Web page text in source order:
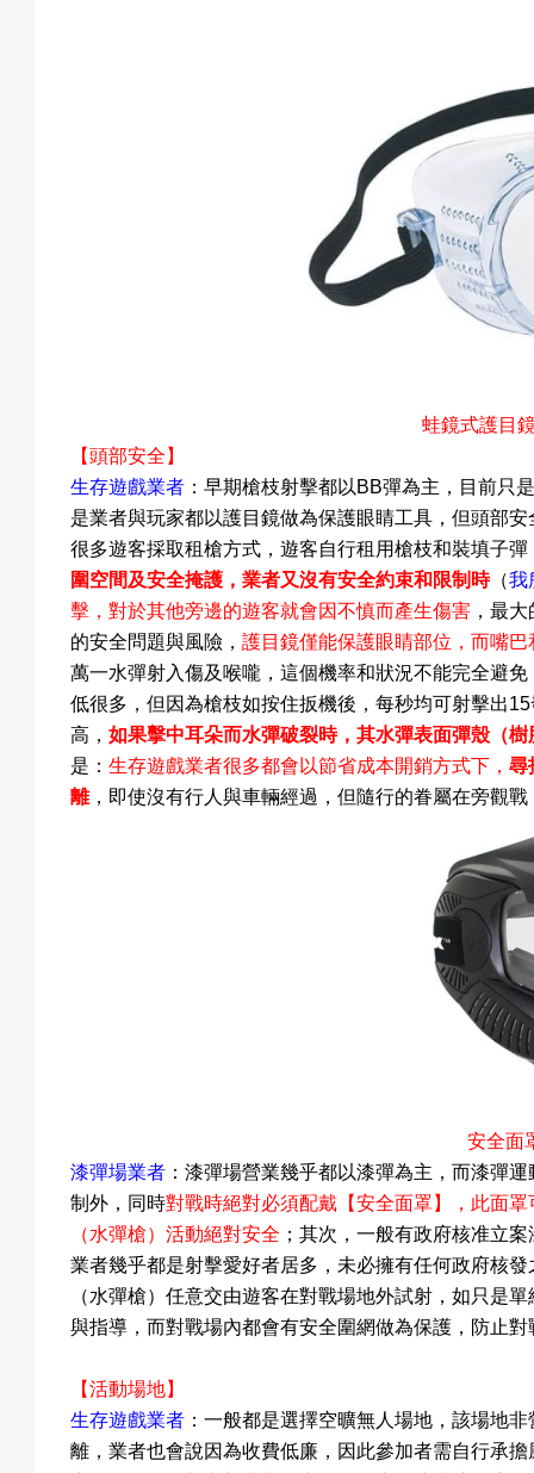
預
約
活
校
慶
活
蛙鏡式護目
【頭部安全】
生存遊戲業者 ：早期槍枝射擊都以 BB彈為主，目前只
是業者與玩家都以護目鏡做為保護眼睛工具，但頭部
很多遊客採取租槍方式，遊客自行租用槍枝和裝填子彈
圍空間及安全掩護，業者又沒有安全約束和限制時（我
擊，對於其他旁邊的遊客就會因不慎而產生傷害 ，最
的安全問題與風險，護目鏡僅能保護眼睛部位，而嘴巴
萬一水彈射入傷及喉嚨，這個機率和狀況不能完全避
低很多，但因為槍枝如按住扳機後，每秒均可射擊出15
高，如果擊中耳朵而水彈破裂時，其水彈表面彈殼（
是：生存遊戲業者很多都會以節省成本開銷方式下，尋
離，即使沒有行人與車輛經過，但隨行的眷屬在旁觀
安全面
漆彈場業者 ：漆彈場營業幾乎都以漆彈為主，而漆彈
制外，同時對戰時絕對必須配戴【安全面罩】，此面
（水彈槍）活動絕對安全 ；其次，一般有政府核准立
業者幾乎都是射擊愛好者居多，未必擁有任何政府核發
（水彈槍）任意交由遊客在對戰場地外試射，如只是
與指導，而對戰場內都會有安全圍網做為保護，防止對
【活動場地】
生存遊戲業者 ：一般都是選擇空曠無人場地，該場地
離，業者也會說因為收費低廉，因此參加者需自行承